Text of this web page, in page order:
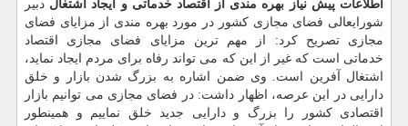
اطلاعات پیش نیاز بهره مندی از اقتصاد خدماتی و ایجاد اشتغال دبیر
شورایعالی فضای مجازی کشور در مورد بهره مندی از مزایای فضای
مجازی تصریح کرد: از مهم ترین مزایای فضای مجازی اقتصاد
خدماتی است که غیر از این که می تواند رفاه برای مردم ایجاد نماید،
اشتغال آفرین است. وی ضمن اشاره به بزرگ شدن بازار و خلق
دارایی در این عرصه، اظهار داشت: در فضای مجازی می توانیم بازار
اقتصادی کشور را بزرگ و دارایی جدید خلق نماییم و همینطور